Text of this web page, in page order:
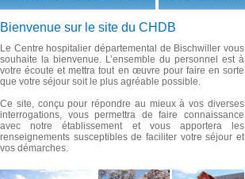
Bienvenue sur le site du CHDB
Le Centre hospitalier départemental de Bischwiller vous
souhaite la bienvenue. L’ensemble du personnel est à
votre écoute et mettra tout en œuvre pour faire en sorte
que votre séjour soit le plus agréable possible.
Ce site, conçu pour répondre au mieux à vos diverses
interrogations, vous permettra de faire connaissance
avec notre établissement et vous apportera les
renseignements susceptibles de faciliter votre séjour et
vos démarches.